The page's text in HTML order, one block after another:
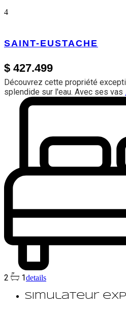
4
SAINT-EUSTACHE
$ 427.499
Découvrez cette propriété
splendide sur l'eau. Avec ses vas
2 1details
Simulateur